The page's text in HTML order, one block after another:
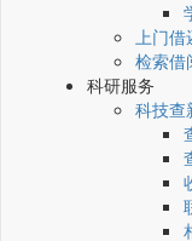
上门借
检索借
科研服务
科技查